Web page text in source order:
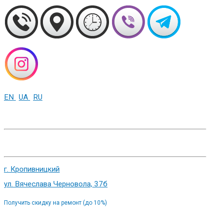
EN UA RU
г. Кропивницкий
ул. Вячеслава Черновола, 37б
Получить скидку на ремонт (до 10%)